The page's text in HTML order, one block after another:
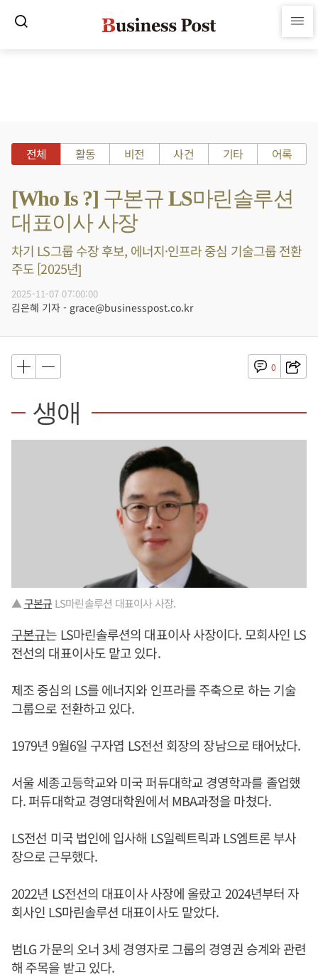
전체 활동 비전 사건 기타 어록
[Who Is ?] 구본규 LS마린솔루션
대표이사 사장
차기 LS그룹 수장 후보, 에너지·인프라 중심 기술그룹 전환
주도 [2025년]
2025-11-07 07:00:00
김은혜 기자 - grace@businesspost.co.kr
0
생애
▲구본규 LS마린솔루션 대표이사 사장.
구본규는 LS마린솔루션의 대표이사 사장이다. 모회사인 LS
전선의 대표이사도 맡고 있다.
제조 중심의 LS를 에너지와 인프라를 주축으로 하는 기술
그룹으로 전환하고 있다.
1979년 9월6일 구자엽 LS전선 회장의 장남으로 태어났다.
서울 세종고등학교와 미국 퍼듀대학교 경영학과를 졸업했
다. 퍼듀대학교 경영대학원에서 MBA과정을 마쳤다.
LS전선 미국 법인에 입사해 LS일렉트릭과 LS엠트론 부사
장으로 근무했다.
2022년 LS전선의 대표이사 사장에 올랐고 2024년부터 자
회사인 LS마린솔루션 대표이사도 맡았다.
범LG 가문의 오너 3세 경영자로 그룹의 경영권 승계와 관련
해 주목을 받고 있다.